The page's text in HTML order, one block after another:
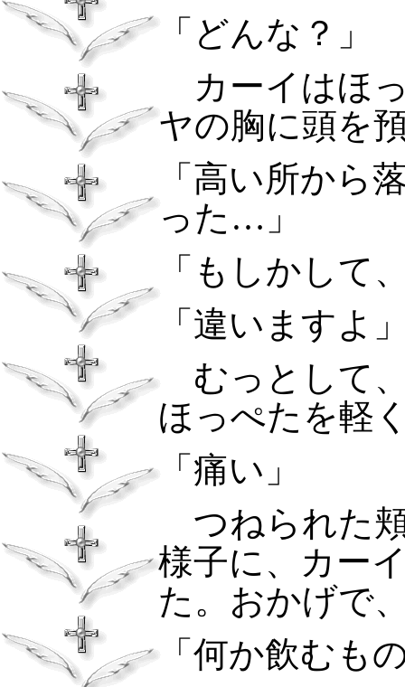
「どんな？」
カーイはほ
ヤの胸に頭を
「高い所から
った…」
「もしかして
「違いますよ
むっとして
ほっぺたを軽
「痛い」
つねられた
様子に、カー
た。おかげで
「何か飲むも